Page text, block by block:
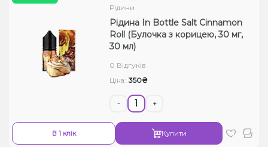
Рідини
Рідина In Bottle Salt Cinnamon
Roll (Булочка з корицею, 30 мг,
30 мл)
0 Відгуків
Ціна: 350₴
- +
В 1 клік Купити